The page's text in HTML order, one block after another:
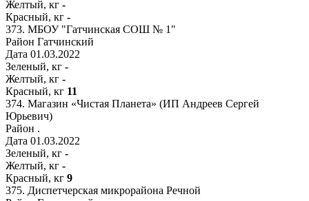
Желтый, кг -
Красный, кг -
373. МБОУ "Гатчинская СОШ № 1"
Район Гатчинский
Дата 01.03.2022
Зеленый, кг -
Желтый, кг -
Красный, кг 11
374. Магазин «Чистая Планета» (ИП Андреев Сергей
Юрьевич)
Район .
Дата 01.03.2022
Зеленый, кг -
Желтый, кг -
Красный, кг 9
375. Диспетчерская микрорайона Речной